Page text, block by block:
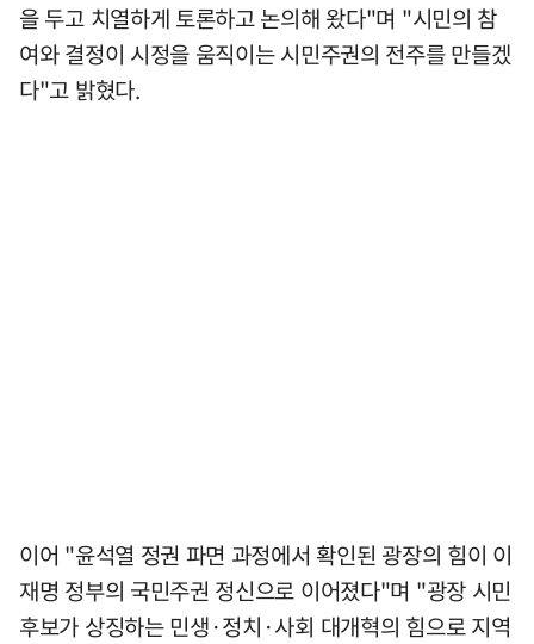
을 두고 치열하게 토론하고 논의해 왔다"며 "시민의 참
여와 결정이 시정을 움직이는 시민주권의 전주를 만들겠
다"고 밝혔다.
이어 "윤석열 정권 파면 과정에서 확인된 광장의 힘이 이
재명 정부의 국민주권 정신으로 이어졌다"며 "광장 시민
후보가 상징하는 민생·정치·사회 대개혁의 힘으로 지역